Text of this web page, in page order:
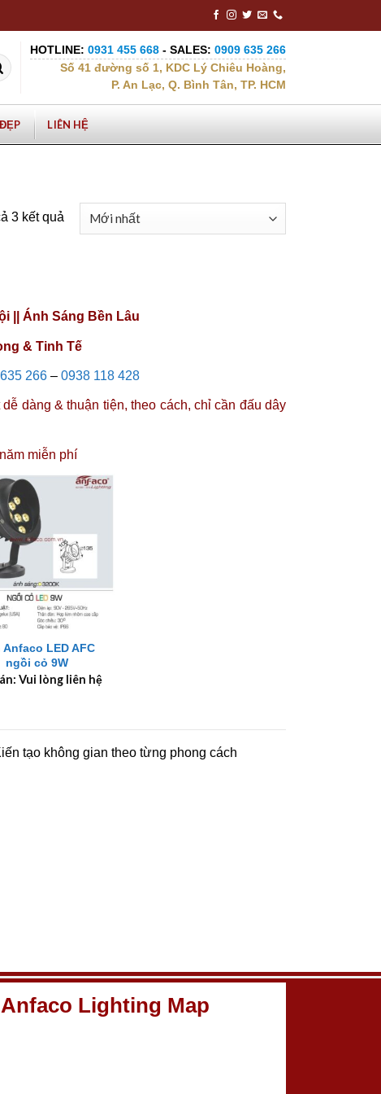
HOTLINE: 0931 455 668 - SALES: 0909 635 266
Số 41 đường số 1, KDC Lý Chiêu Hoàng,
P. An Lạc, Q. Bình Tân, TP. HCM
LIÊN HỆ
3 kết quả
|| Ánh Sáng Bền Lâu
& Tinh Tế
266 – 0938 118 428
dàng & thuận tiện, theo cách, chỉ cần đấu dây
miễn phí
Anfaco LED AFC
ngồi cỏ 9W
Vui lòng liên hệ
tạo không gian theo từng phong cách
Anfaco Lighting Map